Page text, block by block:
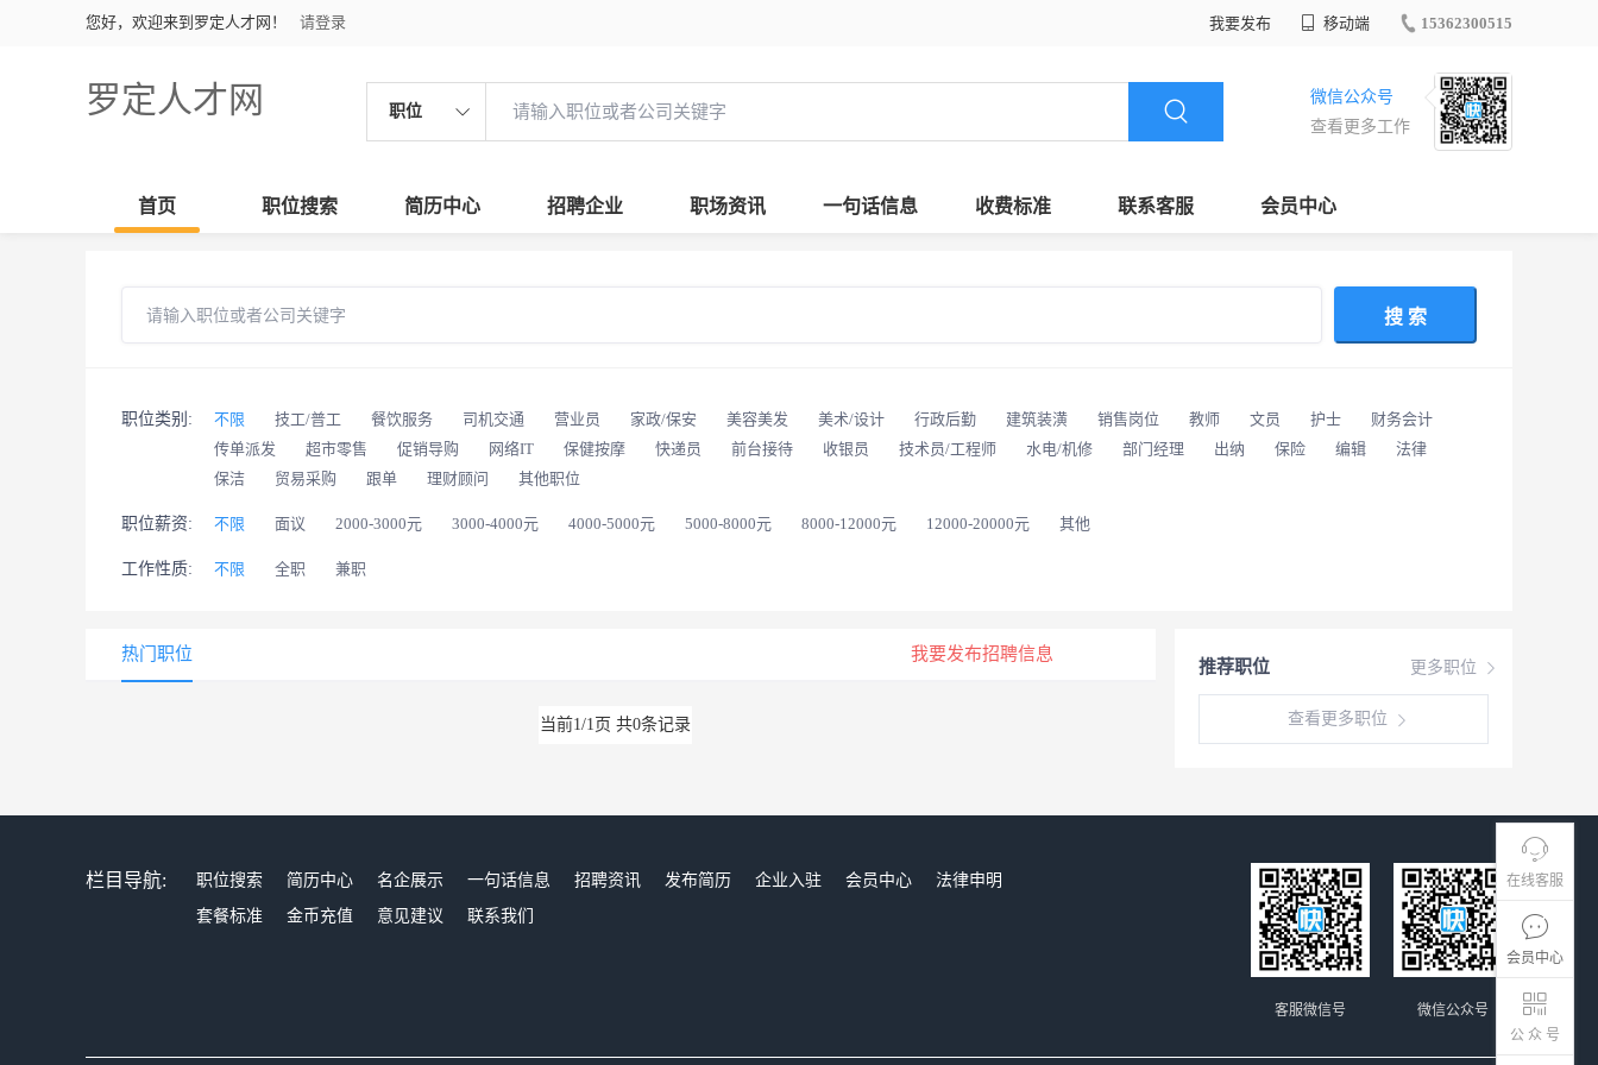
您好，欢迎来到罗定人才网！ 请登录 我要发布 移动端 15362300515
罗定人才网 职位
微信公众号
查看更多工作
首页 职位搜索 简历中心 招聘企业 职场资讯 一句话信息 收费标准 联系客服 会员中心
在线客服
会员中心
公 众 号
搜 索
职位类别: 不限 技工/普工 餐饮服务 司机交通 营业员 家政/保安 美容美发 美术/设计 行政后勤 建筑装潢 销售岗位 教师 文员 护士
财务会计
传单派发
超市零售 促销导购 网络IT 保健按摩 快递员 前台接待 收银员 技术员/工程师 水电/机修 部门经理 出纳 保险 编辑
法律
保洁
贸易采购 跟单 理财顾问 其他职位
职位薪资: 不限 面议 2000-3000元 3000-4000元 4000-5000元 5000-8000元 8000-12000元 12000-20000元 其他
工作性质: 不限 全职 兼职
更多职位
推荐职位
查看更多职位
热门职位 我要发布招聘信息
当前1/1页 共0条记录
栏目导航: 职位搜索 简历中心 名企展示 一句话信息 招聘资讯 发布简历 企业入驻 会员中心
法律申明
套餐标准
金币充值 意见建议 联系我们
微信公众号
客服微信号